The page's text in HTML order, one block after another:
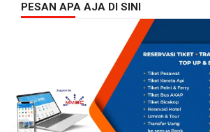
PESAN APA AJA DI SINI